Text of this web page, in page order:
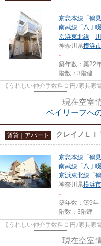
京急本線 「 鶴
南武線 「 八丁畷
京浜東北線 「
神奈川県横浜
-
築年数：築22
階数：3階建
【うれしい仲介手数料０円♪家具家
現在空室
ベイリーフへ
賃貸｜アパート クレイノＬ
京急本線 「 鶴
南武線 「 八丁畷
京浜東北線 「
神奈川県横浜
-
築年数：築9年
階数：3階建
【うれしい仲介手数料０円♪家具家
現在空室